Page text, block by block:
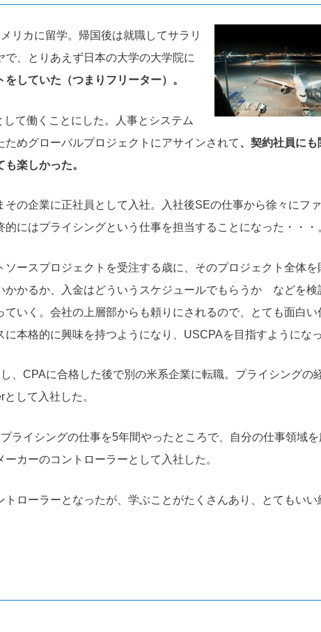
リカに留学。帰国後は就職してサラリ
、とりあえず日本の大学の大学院に
していた（つまりフリーター）。
て働くことにした。人事とシステム
めグローバルプロジェクトにアサインされて、契約社員にも
楽しかった。
その企業に正社員として入社。入社後SEの仕事から徐々にフ
にはプライシングという仕事を担当することになった・・・
ースプロジェクトを受注する歳に、そのプロジェクト全体を
かかるか、入金はどういうスケジュールでもらうか などを検
ていく。会社の上層部からも頼りにされるので、とても面白い
本格的に興味を持つようになり、USCPAを目指すようになっ
、CPAに合格した後で別の米系企業に転職。プライシングの
して入社した。
ライシングの仕事を5年間やったところで、自分の仕事領域を
カーのコントローラーとして入社した。
ローラーとなったが、学ぶことがたくさんあり、とてもいい